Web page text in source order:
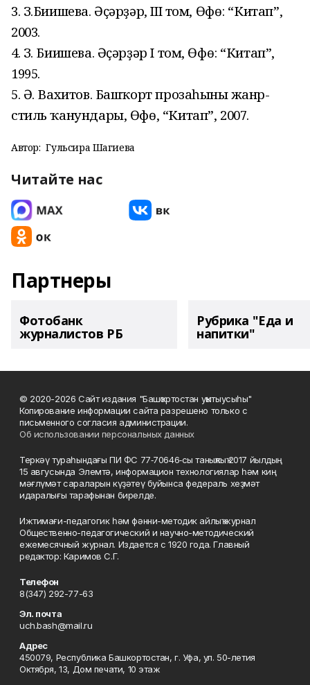
3. З.Биишева. Әҫәрҙәр, III том, Өфө: “Китап”,
2003.
4. З. Биишева. Әҫәрҙәр I том, Өфө: “Китап”,
1995.
5. Ә. Вахитов. Башҡорт прозаһының жанр-
стиль ҡанундары, Өфө, “Китап”, 2007.
Автор: Гульсира Шагиева
Читайте нас
Партнеры
Фотобанк
журналистов РБ
Рубрика "Еда и
напитки"
© 2020-2026 Сайт издания "Башҡортостан уҡытыусыһы"
Копирование информации сайта разрешено только с
письменного согласия администрации.
Об использовании персональных данных
Теркәү тураһындағы ПИ ФС 77‑70646‑сы таныҡлыҡ 2017 йылдың
15 авгусында Элемтә, информацион технологиялар һәм киң
мәғлүмәт сараларын күҙәтеү буйынса федераль хеҙмәт
идаралығы тарафынан бирелде.
Ижтимағи-педагогик һәм фәнни-методик айлыҡ журнал
Общественно-педагогический и научно-методический
ежемесячный журнал. Издается с 1920 года. Главный
редактор: Каримов С.Г.
Телефон
8(347) 292-77-63
Эл. почта
uch.bash@mail.ru
Адрес
450079, Республика Башкортостан, г. Уфа, ул. 50-летия
Октября, 13, Дом печати, 10 этаж